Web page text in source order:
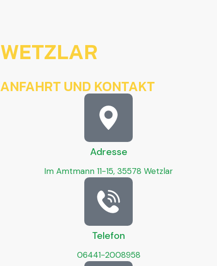
WETZLAR
ANFAHRT UND KONTAKT
Adresse
Im Amtmann 11-15, 35578 Wetzlar
Telefon
06441-2008958